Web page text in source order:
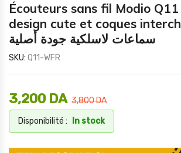
Écouteurs sans fil Modio
design cute et coques
سماعات لاسلكية جودة أصلية
SKU: Q11-WFR
3,800DA
3,200 DA
Disponibilité : In stock